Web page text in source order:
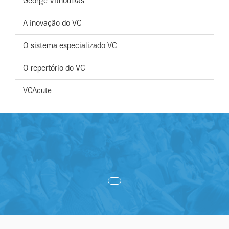
A inovação do VC
O sistema especializado VC
O repertório do VC
VCAcute